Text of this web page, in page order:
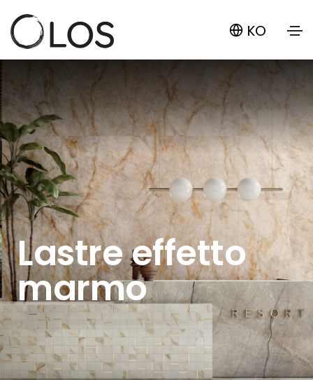
KO
Lastre effetto
marmo